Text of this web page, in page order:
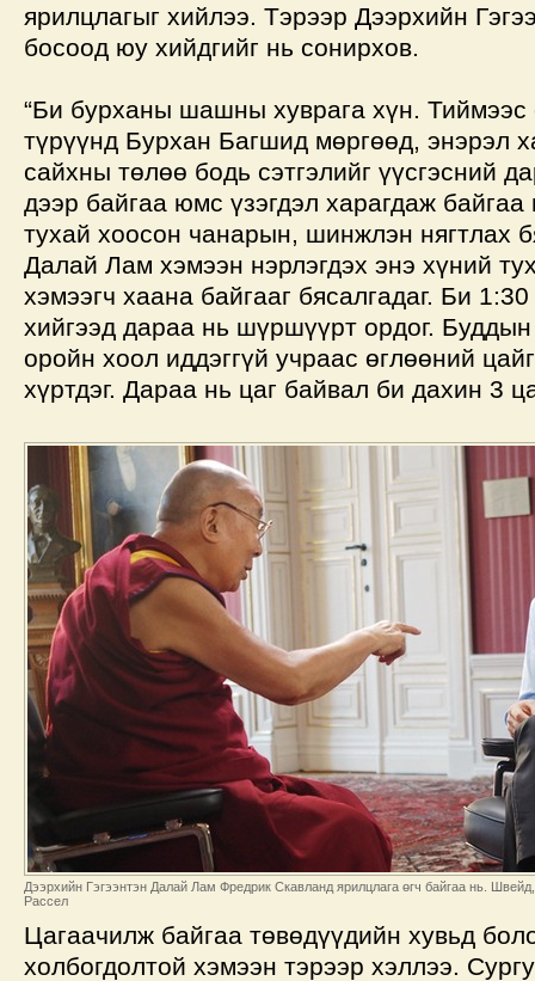
ярилцлагыг хийлээ. Тэрээр Дээрхийн
босоод юу хийдгийг нь сонирхов.
“Би бурханы шашны хуврага хүн. Тиймээс
түрүүнд Бурхан Багшид мөргөөд, энэрэл
сайхны төлөө бодь сэтгэлийг үүсгэсний
дээр байгаа юмс үзэгдэл харагдаж
тухай хоосон чанарын, шинжлэн нягтлах
Далай Лам хэмээн нэрлэгдэх энэ хүний
хэмээгч хаана байгааг бясалгадаг. Би
хийгээд дараа нь шүршүүрт ордог.
оройн хоол иддэггүй учраас өглөөний
хүртдэг. Дараа нь цаг байвал би дахин 3
Дээрхийн Гэгээнтэн Далай Лам Фредрик Скавланд ярилцлага өгч байгаа нь.
Рассел
Цагаачилж байгаа төвөдүүдийн хувьд
холбогдолтой хэмээн тэрээр хэллээ.